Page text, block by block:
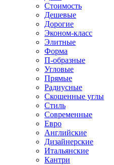
Стоимость
Дешевые
Дорогие
Эконом-класс
Элитные
Форма
П-образные
Угловые
Прямые
Радиусные
Скошенные углы
Стиль
Современные
Евро
Английские
Дизайнерские
Итальянские
Кантри